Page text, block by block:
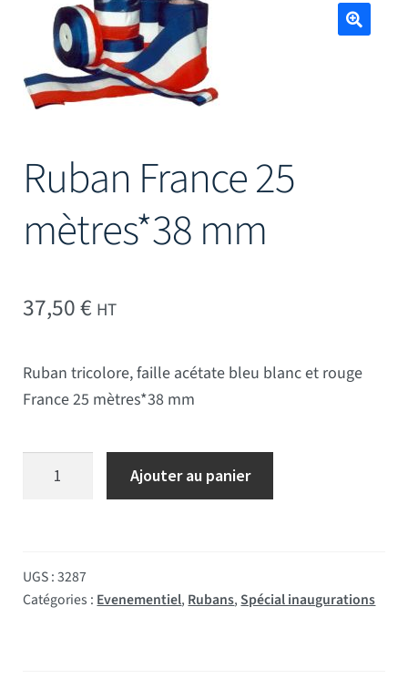
Mâts
Ruban France 25
mètres*38 mm
37,50€ HT
Ruban tricolore, faille acétate bleu blanc et rouge
France 25 mètres*38 mm
quantité de Ruban France 25 mètres*38 mm
Ajouter au panier
UGS :3287
Catégories : Evenementiel, Rubans,Spécial inaugurations